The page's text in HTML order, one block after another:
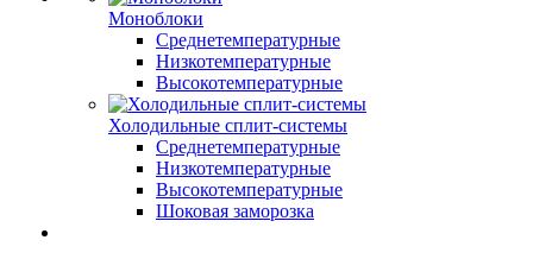
Моноблоки
Среднетемпературные
Низкотемпературные
Высокотемпературные
Холодильные сплит-системы
Среднетемпературные
Низкотемпературные
Высокотемпературные
Шоковая заморозка